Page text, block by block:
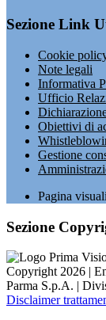
Sezione Link
Cookie
Note legali
Informativa
Ufficio
Obiettivi di
Gestione
Pagina
Sezione
Copyright 2026 |
Parma S.p.A. |
Disclaimer